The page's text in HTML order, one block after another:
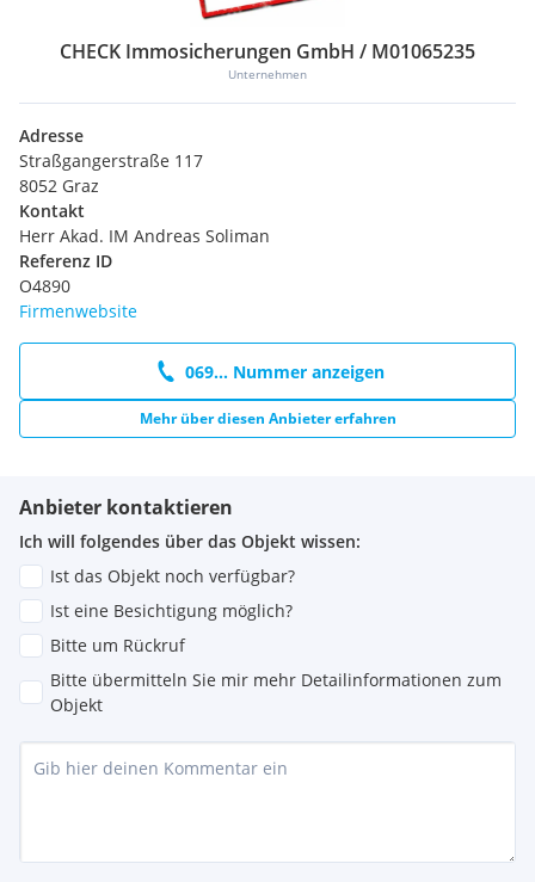
CHECK Immosicherungen GmbH / M01065235
Unternehmen
Adresse
Straßgangerstraße 117
8052 Graz
Kontakt
Herr Akad. IM Andreas Soliman
Referenz ID
O4890
Firmenwebsite
069... Nummer anzeigen
Mehr über diesen Anbieter erfahren
Anbieter kontaktieren
Ich will folgendes über das Objekt wissen:
Ist das Objekt noch verfügbar?
Ist eine Besichtigung möglich?
Bitte um Rückruf
Bitte übermitteln Sie mir mehr Detailinformationen zum
Objekt